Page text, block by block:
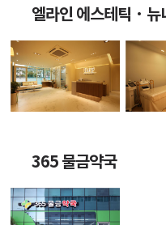
엘라인 에스테틱 · 뉴
365 물금약국